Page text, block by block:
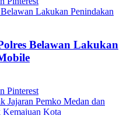
Belawan Lakukan
Pinterest